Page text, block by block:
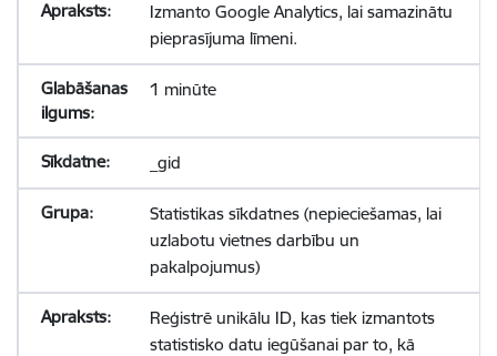
Izmanto Google Analytics, lai samazinātu
pieprasījuma līmeni.
1 minūte
_gid
Statistikas sīkdatnes (nepieciešamas, lai
uzlabotu vietnes darbību un
pakalpojumus)
Reģistrē unikālu ID, kas tiek izmantots
statistisko datu iegūšanai par to, kā